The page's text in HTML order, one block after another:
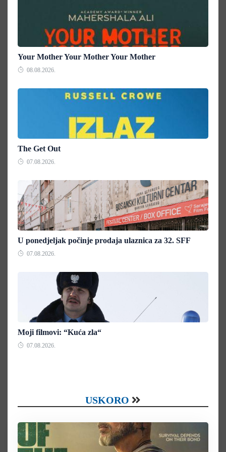
Your Mother Your Mother Your Mother
08.08.2026.
The Get Out
07.08.2026.
U ponedjeljak počinje prodaja ulaznica za 32. SFF
07.08.2026.
Moji filmovi: “Kuća zla“
07.08.2026.
USKORO